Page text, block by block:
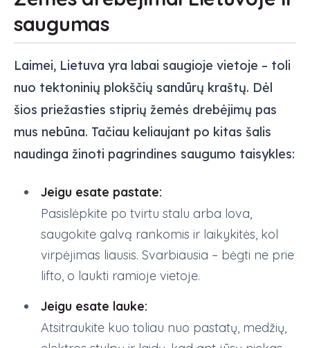
saugumas
Laimei, Lietuva yra labai saugioje vietoje – toli
nuo tektoninių plokščių sandūrų kraštų. Dėl
šios priežasties stiprių žemės drebėjimų pas
mus nebūna. Tačiau keliaujant po kitas šalis
naudinga žinoti pagrindines saugumo taisykles:
Jeigu esate pastate:
Pasislėpkite po tvirtu stalu arba lova,
saugokite galvą rankomis ir laikykitės, kol
virpėjimas liausis. Svarbiausia – bėgti ne prie
lifto, o laukti ramioje vietoje.
Jeigu esate lauke:
Atsitraukite kuo toliau nuo pastatų, medžių,